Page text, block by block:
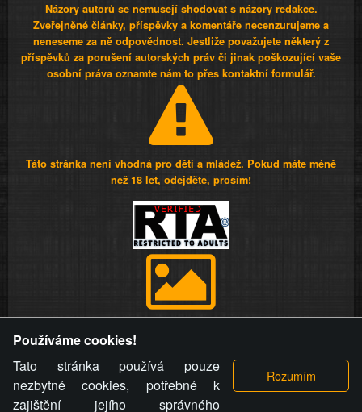
Názory autorů se nemusejí shodovat s názory redakce.
Zveřejněné články, příspěvky a komentáře necenzurujeme a
neneseme za ně odpovědnost. Jestliže považujete některý z
příspěvků za porušení autorských práv či jinak poškozující vaše
osobní práva oznamte nám to přes kontaktní formulář.
Táto stránka není vhodná pro děti a mládež. Pokud máte méně
než 18 let, odejděte, prosím!
videa a komentáře. Osoba, které se toto opatření provozovatele
stránky týče, ani osoba, která umístila fotografii nebo video na
stránku, nemůže z důvodu odstranění fotografie, videa nebo
komentáře pro výše uvedenou okolnost uplatnit vůči
provozovateli stránky žádný nárok na náhradu škody nebo
Používáme cookies!
Tato stránka používá pouze
nezbytné cookies, potřebné k
zajištění jejího správného